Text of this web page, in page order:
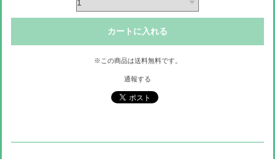
カートに入れる
※この商品は送料無料です。
通報する